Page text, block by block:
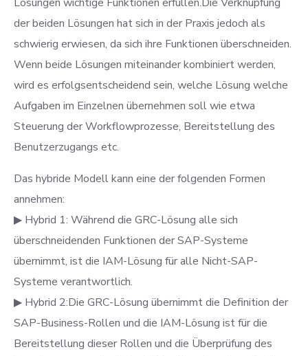
der beiden Lösungen hat sich in der Praxis jedoch als
schwierig erwiesen, da sich ihre Funktionen überschneiden.
Wenn beide Lösungen miteinander kombiniert werden,
wird es erfolgsentscheidend sein, welche Lösung welche
Aufgaben im Einzelnen übernehmen soll wie etwa
Steuerung der Workflowprozesse, Bereitstellung des
Benutzerzugangs etc.
Das hybride Modell kann eine der folgenden Formen
annehmen:
▶ Hybrid 1: Während die GRC-Lösung alle sich
überschneidenden Funktionen der SAP-Systeme
übernimmt, ist die IAM-Lösung für alle Nicht-SAP-
Systeme verantwortlich.
▶ Hybrid 2:Die GRC-Lösung übernimmt die Definition der
SAP-Business-Rollen und die IAM-Lösung ist für die
Bereitstellung dieser Rollen und die Überprüfung des